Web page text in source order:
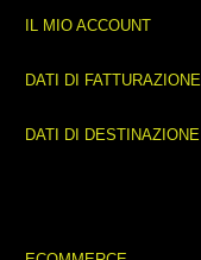
IL MIO ACCOUNT
DATI DI FATTURAZIONE
DATI DI DESTINAZIONE